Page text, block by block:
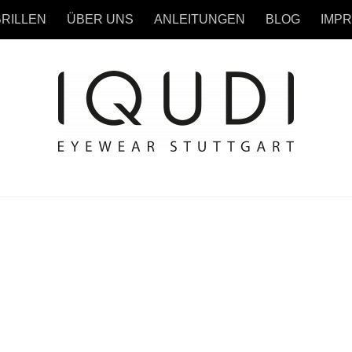
ÜBER UNS ANLEITUNGEN BLOG